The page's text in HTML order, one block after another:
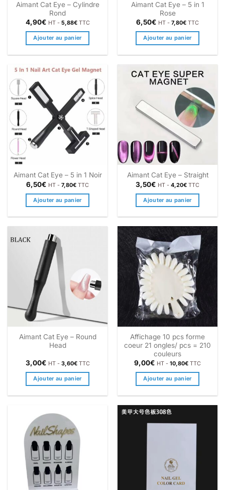
Aimant Cat Eye – Cylindre
Rond
4,90€ HT - 5,88€TTC
Ajouter au panier
Aimant Cat Eye – 5 in 1
Rose
6,50€ HT - 7,80€ TTC
Ajouter au panier
Aimant Cat Eye – 5 in 1 Noir
6,50€ HT - 7,80€ TTC
Ajouter au panier
Aimant Cat Eye – Straight
3,50€ HT - 4,20€ TTC
Ajouter au panier
Aimant Cat Eye – Round
Head
3,00€ HT - 3,60€TTC
Ajouter au panier
Affichage 10 pcs forme
coeur 21 ongles/ pcs = 210
couleurs
9,00€ HT - 10,80€ TTC
Ajouter au panier